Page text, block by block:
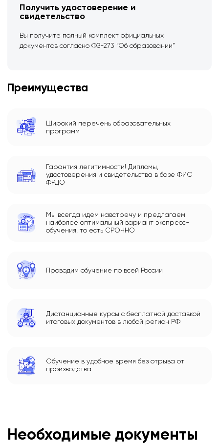
Получить удостоверение и
свидетельство
Вы получите полный комплект официальных
документов согласно ФЗ-273 “Об образовании”
Преимущества
Широкий перечень образовательных
программ
Гарантия легитимности! Дипломы,
удостоверения и свидетельства в базе ФИС
ФРДО
Мы всегда идем навстречу и предлагаем
наиболее оптимальный вариант экспресс-
обучения, то есть СРОЧНО
Проводим обучение по всей России
Дистанционные курсы с бесплатной доставкой
итоговых документов в любой регион РФ
Обучение в удобное время без отрыва от
производства
Необходимые документы